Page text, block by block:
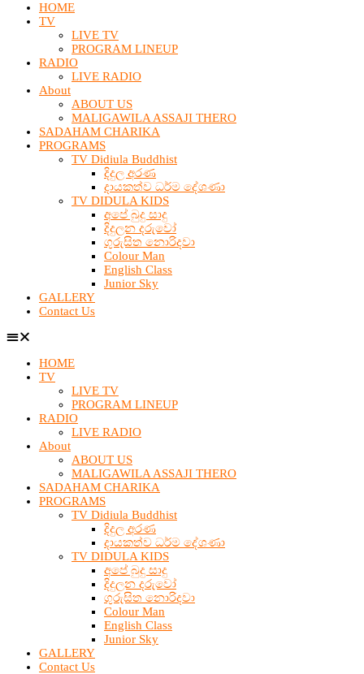
HOME
TV
LIVE TV
PROGRAM LINEUP
RADIO
LIVE RADIO
About
ABOUT US
MALIGAWILA ASSAJI THERO
SADAHAM CHARIKA
PROGRAMS
TV Didiula Buddhist
දිදුල අරණ
දායකත්ව ධර්ම දේශණා
TV DIDULA KIDS
අපේ බුදු සාදු
දිදුලන දරුවෝ
ගුරුසිත නොරිදවා
Colour Man
English Class
Junior Sky
GALLERY
Contact Us
HOME
TV
LIVE TV
PROGRAM LINEUP
RADIO
LIVE RADIO
About
ABOUT US
MALIGAWILA ASSAJI THERO
SADAHAM CHARIKA
PROGRAMS
TV Didiula Buddhist
දිදුල අරණ
දායකත්ව ධර්ම දේශණා
TV DIDULA KIDS
අපේ බුදු සාදු
දිදුලන දරුවෝ
ගුරුසිත නොරිදවා
Colour Man
English Class
Junior Sky
GALLERY
Contact Us